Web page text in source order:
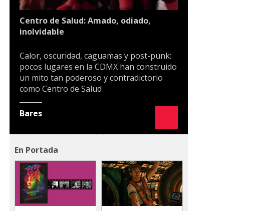
Centro de Salud: Amado, odiado,
inolvidable
Calor, oscuridad, caguamas y post-punk:
pocos lugares en la CDMX han construido
un mito tan poderoso y contradictorio
como Centro de Salud
Bares
En Portada